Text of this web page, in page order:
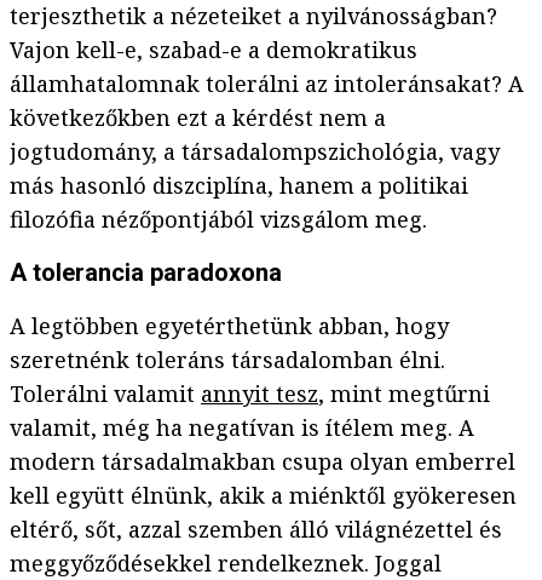
terjeszthetik a nézeteiket a nyilvánosságban?
Vajon kell-e, szabad-e a demokratikus
államhatalomnak tolerálni az intoleránsakat? A
következőkben ezt a kérdést nem a
jogtudomány, a társadalompszichológia, vagy
más hasonló diszciplína, hanem a politikai
filozófia nézőpontjából vizsgálom meg.
A tolerancia paradoxona
A legtöbben egyetérthetünk abban, hogy
szeretnénk toleráns társadalomban élni.
Tolerálni valamit annyit tesz, mint megtűrni
valamit, még ha negatívan is ítélem meg. A
modern társadalmakban csupa olyan emberrel
kell együtt élnünk, akik a miénktől gyökeresen
eltérő, sőt, azzal szemben álló világnézettel és
meggyőződésekkel rendelkeznek. Joggal